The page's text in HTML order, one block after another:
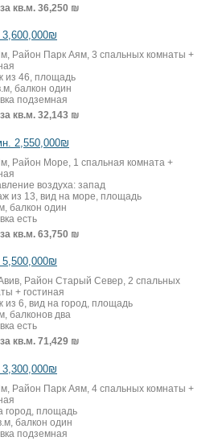
кв.м. 36,250 ₪
3,600,000₪
Район Парк Аям, 3 спальных комнаты +
из 46, площадь
балкон один
подземная
кв.м. 32,143 ₪
2,550,000₪
Район Море, 1 спальная комната +
воздуха: запад
из 13, вид на море, площадь
балкон один
есть
кв.м. 63,750 ₪
5,500,000₪
Район Старый Север, 2 спальных
+ гостиная
из 6, вид на город, площадь
балконов два
есть
кв.м. 71,429 ₪
3,300,000₪
Район Парк Аям, 4 спальных комнаты +
город, площадь
балкон один
подземная